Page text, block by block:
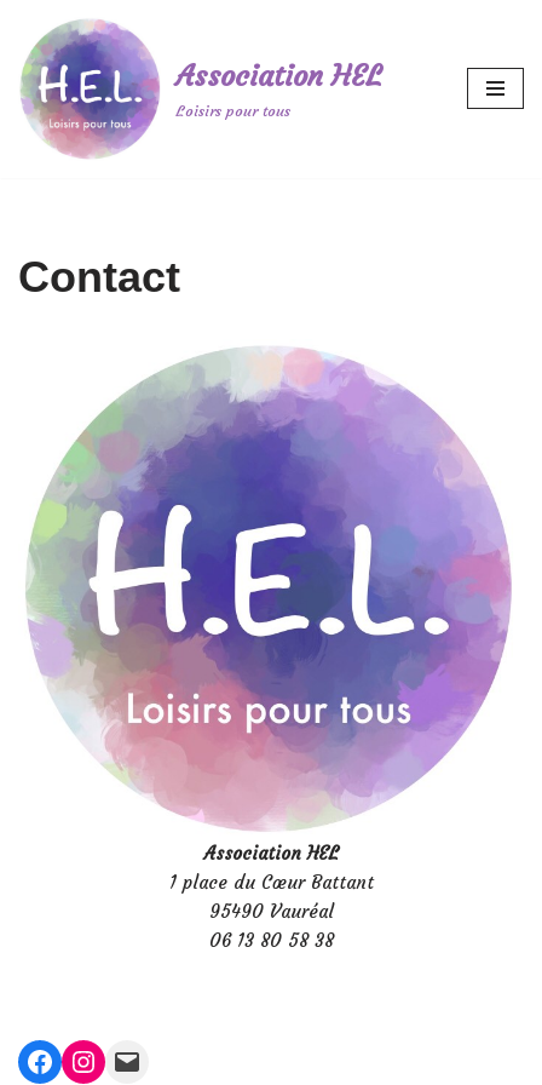
Aller
au
contenu
Association HEL
Loisirs pour tous
Contact
Association HEL
1 place du Cœur Battant
95490 Vauréal
06 13 80 58 38